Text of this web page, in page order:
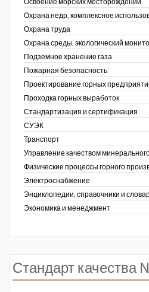
Охрана недр, комплексное
Охрана труда
Охрана среды, экологический
Подземное хранение газа
Пожарная безопасность
Проектирование горных
Проходка горных выработок
Стандартизация и сертификация
СУЭК
Транспорт
Управление качеством
Физические процессы горного
Электроснабжение
Энциклопедии, справочники и
Экономика и менеджмент
Стандарт качества